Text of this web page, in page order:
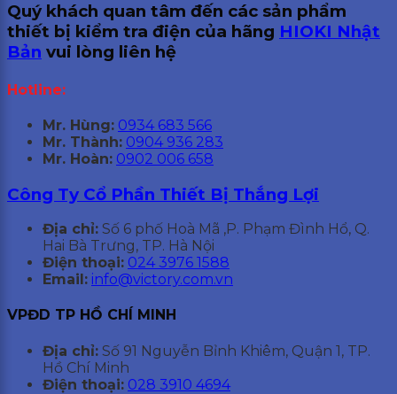
Quý khách quan tâm đến các sản phẩm
thiết bị kiểm tra điện của hãng HIOKI Nhật
Bản vui lòng liên hệ
Hotline:
Mr. Hùng: 0934 683 566
Mr. Thành: 0904 936 283
Mr. Hoàn: 0902 006 658
Công Ty Cổ Phần Thiết Bị Thắng Lợi
Địa chỉ: Số 6 phố Hoà Mã ,P. Phạm Đình Hổ, Q.
Hai Bà Trưng, TP. Hà Nội
Điện thoại: 024 3976 1588
Email: info@victory.com.vn
VPĐD TP HỒ CHÍ MINH
Địa chỉ: Số 91 Nguyễn Bỉnh Khiêm, Quận 1, TP.
Hồ Chí Minh
Điện thoại: 028 3910 4694